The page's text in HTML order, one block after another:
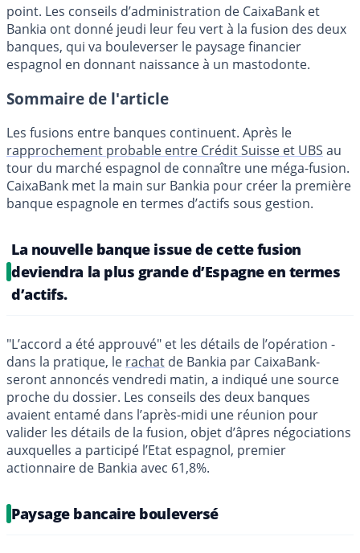
point. Les conseils d’administration de CaixaBank et
Bankia ont donné jeudi leur feu vert à la fusion des deux
banques, qui va bouleverser le paysage financier
espagnol en donnant naissance à un mastodonte.
Sommaire de l'article
Les fusions entre banques continuent. Après le
rapprochement probable entre Crédit Suisse et UBS au
tour du marché espagnol de connaître une méga-fusion.
CaixaBank met la main sur Bankia pour créer la première
banque espagnole en termes d’actifs sous gestion.
La nouvelle banque issue de cette fusion
deviendra la plus grande d’Espagne en termes
d’actifs.
"L’accord a été approuvé" et les détails de l’opération -
dans la pratique, le rachat de Bankia par CaixaBank-
seront annoncés vendredi matin, a indiqué une source
proche du dossier. Les conseils des deux banques
avaient entamé dans l’après-midi une réunion pour
valider les détails de la fusion, objet d’âpres négociations
auxquelles a participé l’Etat espagnol, premier
actionnaire de Bankia avec 61,8%.
Paysage bancaire bouleversé